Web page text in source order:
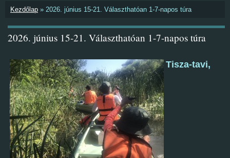
Kezdőlap » 2026. június 15-21. Választhatóan 1-7-napos túra
2026. június 15-21. Választhatóan 1-7-napos túra
Tisza-tavi,